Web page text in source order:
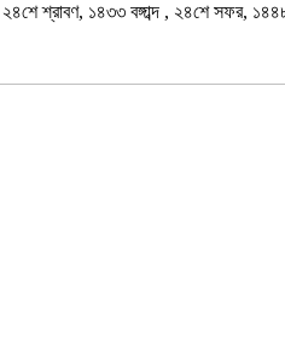
শ্রাবণ, ১৪৩৩ বঙ্গাব্দ , ২৪শে সফর,